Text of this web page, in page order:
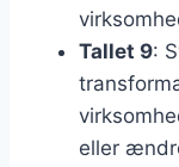
Tallet 9:
eller